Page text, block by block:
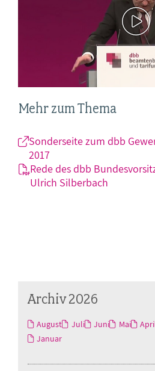
Mehr zum Thema
Sonderseite zum dbb
2017
Rede des dbb
Ulrich Silberbach
Archiv 2026
August Juli Juni Mai
Januar